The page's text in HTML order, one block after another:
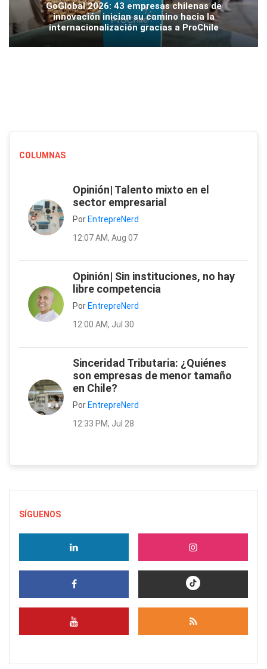
GoGlobal 2026: 43 empresas chilenas de
innovación inician su camino hacia la
internacionalización gracias a ProChile
COLUMNAS
Opinión| Talento mixto en el
sector empresarial
Por EntrepreNerd
12:07 AM, Aug 07
Opinión| Sin instituciones, no hay
libre competencia
Por EntrepreNerd
12:00 AM, Jul 30
Sinceridad Tributaria: ¿Quiénes
son empresas de menor tamaño
en Chile?
Por EntrepreNerd
12:33 PM, Jul 28
SÍGUENOS